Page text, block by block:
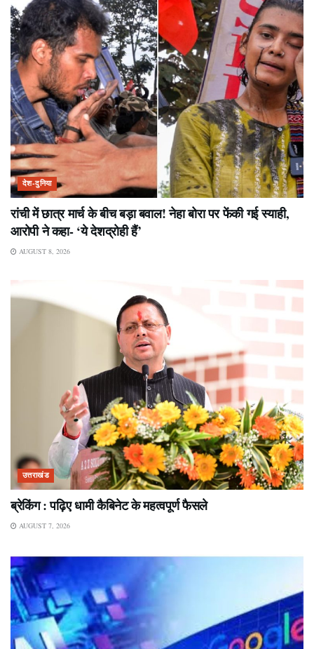
देश-दुनिया
रांची में छात्र मार्च के बीच बड़ा बवाल! नेहा बोरा पर फेंकी गई स्याही,
आरोपी ने कहा- ‘ये देशद्रोही हैं’
AUGUST 8, 2026
उत्तराखंड
ब्रेकिंग : पढ़िए धामी कैबिनेट के महत्वपूर्ण फैसले
AUGUST 7, 2026